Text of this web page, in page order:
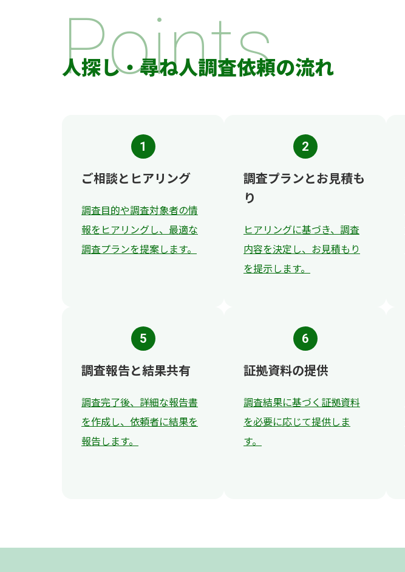
Points
人探し・尋ね人調査依頼の流れ
1
ご相談とヒアリング
調査目的や調査対象者の情
報をヒアリングし、最適な
調査プランを提案します。
2
調査プランとお見積も
り
ヒアリングに基づき、調査
内容を決定し、お見積もり
を提示します。
5
調査報告と結果共有
調査完了後、詳細な報告書
を作成し、依頼者に結果を
報告します。
6
証拠資料の提供
調査結果に基づく証拠資料
を必要に応じて提供しま
す。